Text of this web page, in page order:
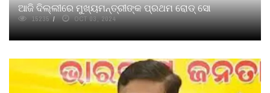
ଆଜି ଦିଲ୍ଲୀରେ ମୁଖ୍ୟମନ୍ତ୍ରୀଙ୍କ ପ୍ରଥମ ରୋଡ୍ ସୋ
15235 OCT 03, 2024